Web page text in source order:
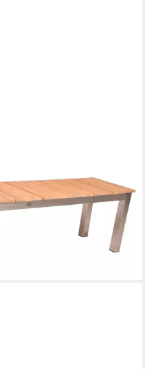
Garten Teak Teakholz